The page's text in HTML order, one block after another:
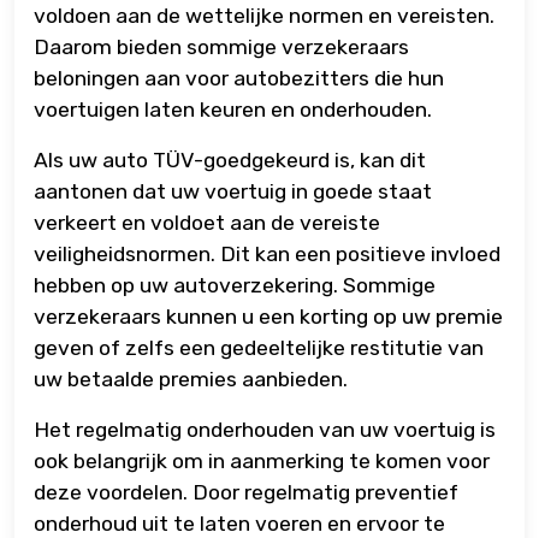
voldoen aan de wettelijke normen en vereisten.
Daarom bieden sommige verzekeraars
beloningen aan voor autobezitters die hun
voertuigen laten keuren en onderhouden.
Als uw auto TÜV-goedgekeurd is, kan dit
aantonen dat uw voertuig in goede staat
verkeert en voldoet aan de vereiste
veiligheidsnormen. Dit kan een positieve invloed
hebben op uw autoverzekering. Sommige
verzekeraars kunnen u een korting op uw premie
geven of zelfs een gedeeltelijke restitutie van
uw betaalde premies aanbieden.
Het regelmatig onderhouden van uw voertuig is
ook belangrijk om in aanmerking te komen voor
deze voordelen. Door regelmatig preventief
onderhoud uit te laten voeren en ervoor te